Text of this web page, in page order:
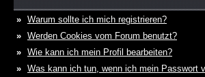
» Warum sollte ich mich registrieren?
» Werden Cookies vom Forum benutzt?
» Wie kann ich mein Profil bearbeiten?
» Was kann ich tun, wenn ich mein Passwort